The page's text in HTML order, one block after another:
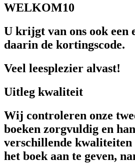
WELKOM10
U krijgt van ons ook een
daarin de kortingscode.
Veel leesplezier alvast!
Uitleg kwaliteit
Wij controleren onze
boeken zorgvuldig en
verschillende kwaliteiten
het boek aan te geven,